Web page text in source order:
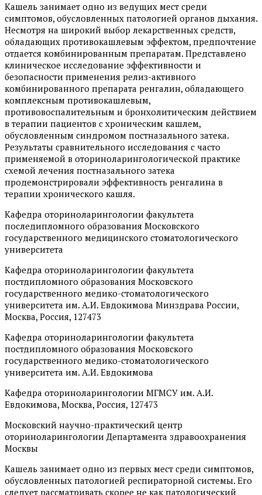
Кашель занимает одно из ведущих мест среди
симптомов, обусловленных патологией органов дыхания.
Несмотря на широкий выбор лекарственных средств,
обладающих противокашлевым эффектом, предпочтение
отдается комбинированным препаратам. Представлено
клиническое исследование эффективности и
безопасности применения релиз-активного
комбинированного препарата ренгалин, обладающего
комплексным противокашлевым,
противовоспалительным и бронхолитическим действием
в терапии пациентов с хроническим кашлем,
обусловленным синдромом постназального затека.
Результаты сравнительного исследования с часто
применяемой в оториноларингологической практике
схемой лечения постназального затека
продемонстрировали эффективность ренгалина в
терапии хронического кашля.
Кафедра оториноларингологии факультета
последипломного образования Московского
государственного медицинского стоматологического
университета
Кафедра оториноларингологии факультета
постдипломного образования Московского
государственного медико-стоматологического
университета им. А.И. Евдокимова Минздрава России,
Москва, Россия, 127473
Кафедра оториноларингологии факультета
постдипломного образования Московского
государственного медико-стоматологического
университета им. А.И. Евдокимова
Кафедра оториноларингологии МГМСУ им. А.И.
Евдокимова, Москва, Россия, 127473
Московский научно-практический центр
оториноларингологии Департамента здравоохранения
Москвы
Кашель занимает одно из первых мест среди симптомов,
обусловленных патологией респираторной системы. Его
следует рассматривать скорее не как патологический